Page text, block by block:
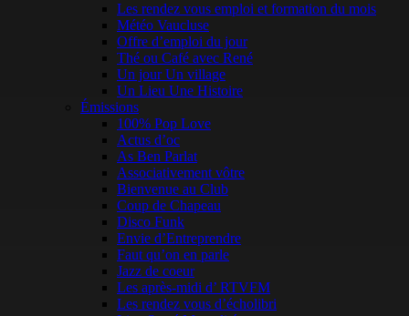
Les rendez vous emploi et formation du mois
Météo Vaucluse
Offre d’emploi du jour
Thé ou Café avec René
Un jour Un village
Un Lieu Une Histoire
Émissions
100% Pop Love
Actus d’oc
As Ben Parlat
Associativement vôtre
Bienvenue au Club
Coup de Chapeau
Disco Funk
Envie d’Entreprendre
Faut qu’on en parle
Jazz de coeur
Les après-midi d’ RTVFM
Les rendez vous d’écholibri